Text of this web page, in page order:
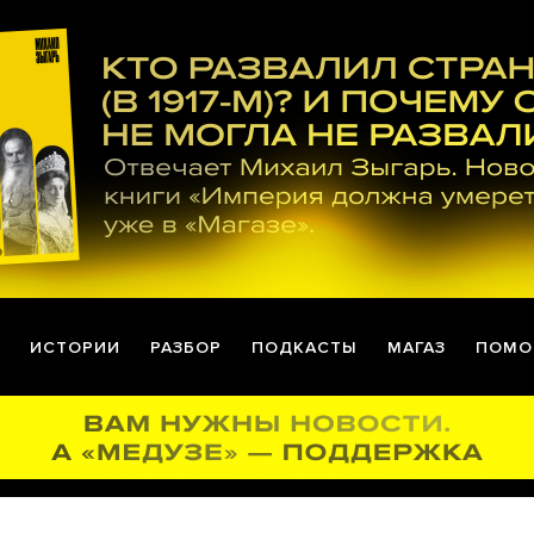
ИСТОРИИ РАЗБОР ПОДКАСТЫ МАГАЗ